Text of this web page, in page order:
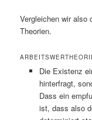
Vergleichen wir also
Theorien.
Die Existenz
hinterfragt,
Dass ein
ist, dass also